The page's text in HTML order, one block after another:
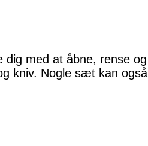
med at åbne, rense og
kniv. Nogle sæt kan også